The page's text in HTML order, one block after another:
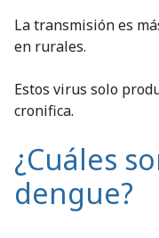
La transmisión es
en rurales.
Estos virus solo
cronifica.
¿Cuáles
dengue?